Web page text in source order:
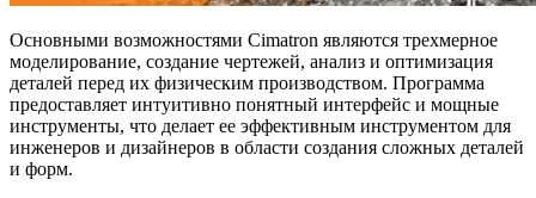
Основными возможностями Cimatron являются трехмерное
моделирование, создание чертежей, анализ и оптимизация
деталей перед их физическим производством. Программа
предоставляет интуитивно понятный интерфейс и мощные
инструменты, что делает ее эффективным инструментом для
инженеров и дизайнеров в области создания сложных деталей
и форм.